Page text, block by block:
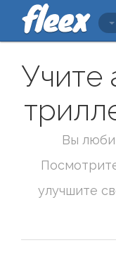
Учите
Вы
улучшите